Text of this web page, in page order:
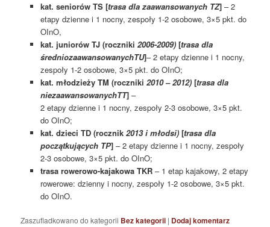
kat. seniorów TS [trasa dla zaawansowanych TZ]– 2
etapy dzienne i 1 nocny, zespoły 1-2 osobowe, 3×5 pkt. do
OInO,
kat. juniorów TJ (roczniki 2006-2009) [trasa dla
średniozaawansowanychTU]– 2 etapy dzienne i 1 nocny,
zespoły 1-2 osobowe, 3×5 pkt. do OInO;
kat. młodzieży TM (roczniki 2010 – 2012) [trasa dla
niezaawansowanychTT]–
2 etapy dzienne i 1 nocny, zespoły 2-3 osobowe, 3×5 pkt.
do OInO;
kat. dzieci TD (rocznik2013 i młodsi) [trasa dla
początkujących TP]– 2 etapy dzienne i 1 nocny, zespoły
2-3 osobowe, 3×5 pkt. do OInO;
trasa rowerowo-kajakowa TKR– 1 etap kajakowy, 2 etapy
rowerowe: dzienny i nocny, zespoły 1-2 osobowe, 3×5 pkt.
do OInO.
Zaszufladkowano do kategorii Bez kategorii | Dodaj komentarz